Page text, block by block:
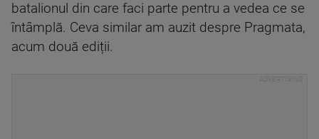
batalionul din care faci parte pentru a vedea ce se
întâmplă. Ceva similar am auzit despre Pragmata,
acum două ediții.